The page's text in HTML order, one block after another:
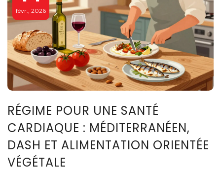
févr., 2026
RÉGIME POUR UNE SANTÉ
CARDIAQUE : MÉDITERRANÉEN,
DASH ET ALIMENTATION ORIENTÉE
VÉGÉTALE